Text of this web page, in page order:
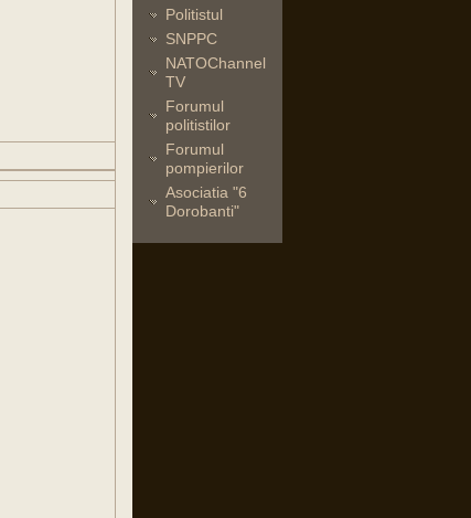
Politistul
SNPPC
NATOChannel
TV
Forumul
politistilor
Forumul
pompierilor
Asociatia "6
Dorobanti"